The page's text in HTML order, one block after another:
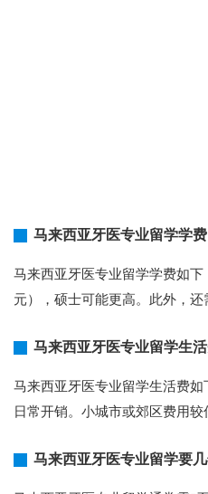
马来西亚牙医专业留学学费
马来西亚牙医专业留学学费如
元），硕士可能更高。此外，还
马来西亚牙医专业留学生
马来西亚牙医专业留学生活费
日常开销。小城市或郊区费用
马来西亚牙医专业留学要